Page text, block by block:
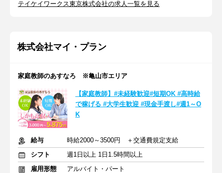
テイケイワークス東京株式会社の求人一覧を見る
株式会社マイ・プラン
家庭教師のあすなろ ※亀山市エリア
【家庭教師】#未経験歓迎#短期OK #高時給
で稼げる #大学生歓迎 #現金手渡し#週1～O
K
給与
時給2000～3500円 ＋交通費規定支給
シフト
週1日以上 1日1.5時間以上
雇用形態
アルバイト・パート